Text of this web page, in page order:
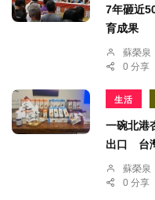
7年砸近
育成果
蘇榮泉
0 分享
生活
一碗北港
出口 台
蘇榮泉
0 分享